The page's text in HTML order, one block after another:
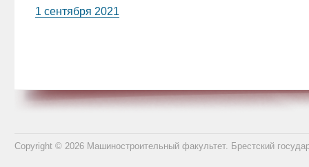
1 сентября 2021
Copyright © 2026 Машиностроительный факультет. Брестский